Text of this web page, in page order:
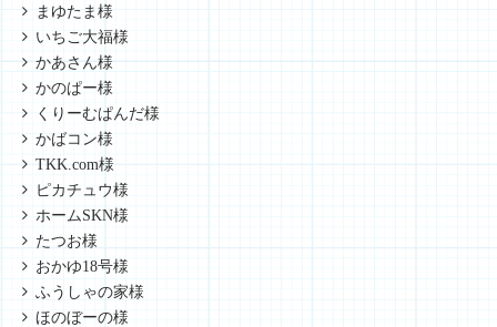
まゆたま様
いちご大福様
かあさん様
かのぱー様
くりーむぱんだ様
かばコン様
TKK.com様
ピカチュウ様
ホームSKN様
たつお様
おかゆ18号様
ふうしゃの家様
ほのぼーの様